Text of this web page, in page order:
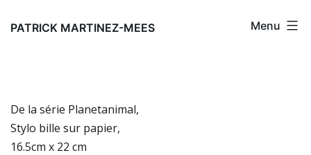
auPATRICK MARTINEZ-MEES Menu
De la série Planetanimal,
Stylo bille sur papier,
16.5cm x 22 cm